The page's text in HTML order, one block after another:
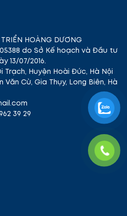
II Plus là một giải pháp
khỏe của lá gan. Sản phẩm
gan hoạt động khỏe mạnh
và dễ sử dụng, phù hợp cho
giải độc gan. Đặc biệt là
uống rượu bia hoặc có
Hãy liên hệ ngay với GS
chính hãng và chăm
hiệu quả. Chúc bạn có
HOÀNG DƯƠNG
do Sở Kế hoạch và Đầu tư
13/07/2016.
Trạch, Huyện Hoài Đức, Hà Nội
Cừ, Gia Thụy, Long Biên, Hà
39 29